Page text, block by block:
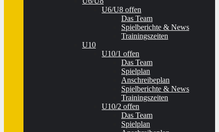
U6/U8 offen
Das Team
Spielberichte & News
Trainingszeiten
U10
U10/1 offen
Das Team
Spielplan
Anschreibeplan
Spielberichte & News
Trainingszeiten
U10/2 offen
Das Team
Spielplan